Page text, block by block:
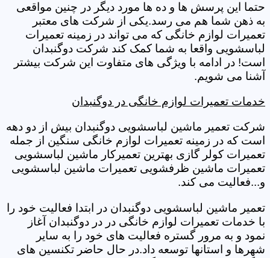
حتما این پرسش ها و ده ها مورد دیگر در چنین مواقعی
به ذهن شما هم می رسد.یکی از شرکت های معتبر
تعمیرات لوازم خانگی که می تواند در زمینه تعمیرات
لباسشویی واقعا به شما کمک کند شرکت دوگنبدان
است! در ادامه با ویژگی های متفاوت این شرکت بیشتر
آشنا می شویم.
خدمات تعمیرات لوازم خانگی در دوگنبدان
شرکت تعمیر ماشین لباسشویی دوگنبدان بیش از دو دهه
است که در زمینه تعمیرات لوازم خانگی سنگین از جمله
تعمیرات کولر گازی بهترین تعمیرکار ماشین لباسشویی
تعمیرات ماشین ظرفشویی تعمیرات ماشین لباسشویی
و...فعالیت می کند.
تعمیر ماشین لباسشویی دوگنبدان در ابتدا فعالیت خود را
با خدمات تعمیرات لوازم خانگی در در دوگنبدان آغاز
نمود و به مرور گستره فعالیت های خود را به سایر
شهرها و استانها توسعه داد.در حال حاضر تکنسین های